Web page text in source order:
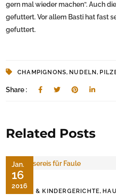
gern mal wieder machen“. Auch
gefuttert. Vor allem Basti hat fast
gefuttert.
CHAMPIGNONS, NUDELN,
Share :
Related Posts
Jan.
16
2016
BABY & KINDERGERICHTE,